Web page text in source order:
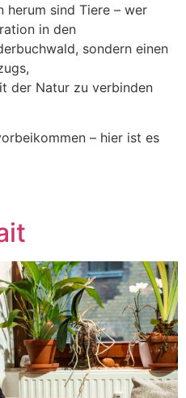
herum sind Tiere – wer
in den
sondern einen
der Natur zu verbinden
– hier ist es